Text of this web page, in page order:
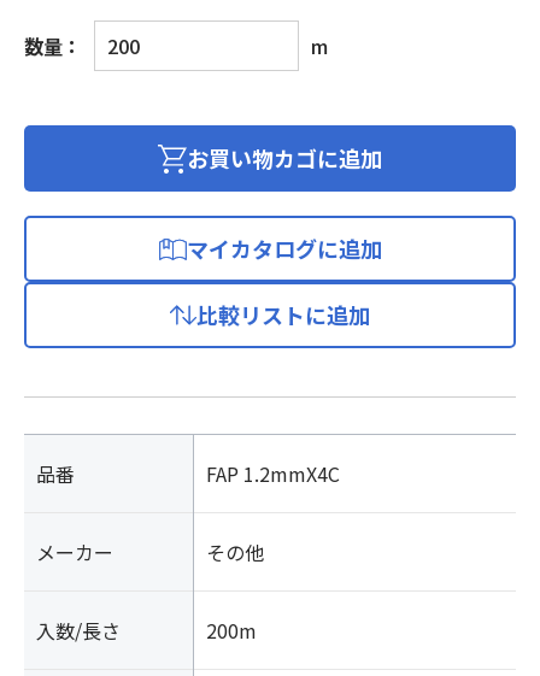
数量：
警
報
電
m
お買い物カゴに追加
マイカタログに追加
比較リストに追加
品番 FAP 1.2mmX4C
メーカー その他
入数/長さ 200m